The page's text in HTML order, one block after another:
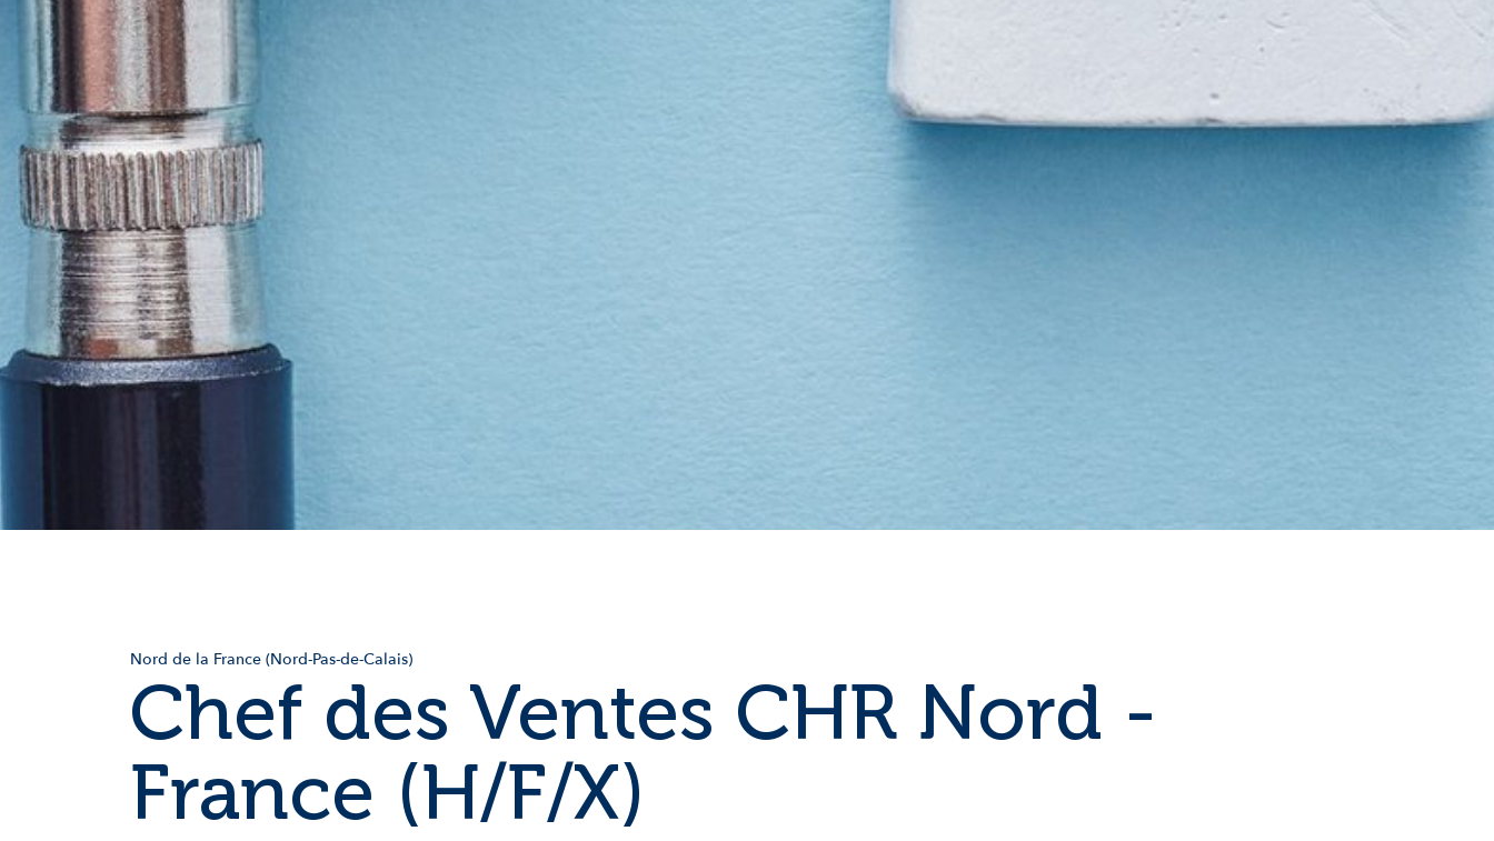
Nord de la France (Nord-Pas-de-Calais)
Chef des Ventes CHR Nord -
France (H/F/X)